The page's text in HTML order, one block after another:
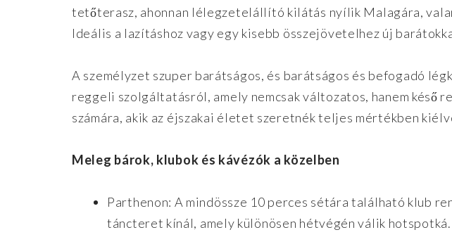
tetőterasz, ahonnan lélegzetelállító kilátás nyílik Malagára,
Ideális a lazításhoz vagy egy kisebb összejövetelhez új
A személyzet szuper barátságos, és barátságos és befogadó
reggeli szolgáltatásról, amely nemcsak változatos, hanem késő
számára, akik az éjszakai életet szeretnék teljes mértékben
Meleg bárok, klubok és kávézók a közelben
Parthenon: A mindössze 10 perces sétára található klub
táncteret kínál, amely különösen hétvégén válik hotspotká.